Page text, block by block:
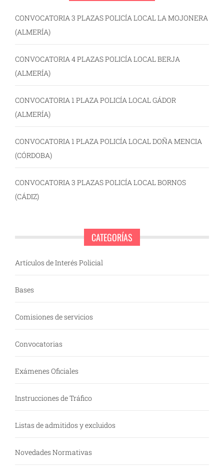
CONVOCATORIA 3 PLAZAS POLICÍA LOCAL LA MOJONERA
(ALMERÍA)
CONVOCATORIA 4 PLAZAS POLICÍA LOCAL BERJA
(ALMERÍA)
CONVOCATORIA 1 PLAZA POLICÍA LOCAL GÁDOR
(ALMERÍA)
CONVOCATORIA 1 PLAZA POLICÍA LOCAL DOÑA MENCIA
(CÓRDOBA)
CONVOCATORIA 3 PLAZAS POLICÍA LOCAL BORNOS
(CÁDIZ)
CATEGORÍAS
Artículos de Interés Policial
Bases
Comisiones de servicios
Convocatorias
Exámenes Oficiales
Instrucciones de Tráfico
Listas de admitidos y excluidos
Novedades Normativas